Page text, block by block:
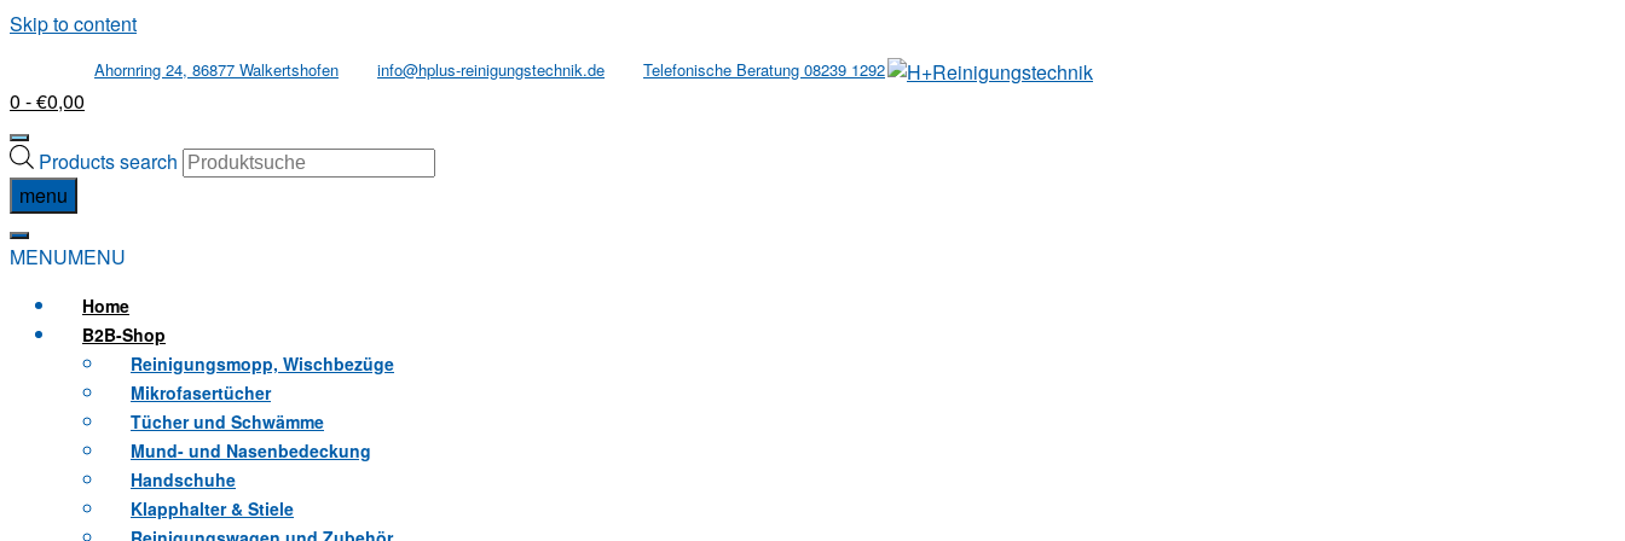
Skip to content
Ahornring 24, 86877 Walkertshofen info@hplus-reinigungstechnik.de Telefonische Beratung 08239 1292
0 - €0,00
Products search
menu
MENUMENU
Home
B2B-Shop
Reinigungsmopp, Wischbezüge
Mikrofasertücher
Tücher und Schwämme
Mund- und Nasenbedeckung
Handschuhe
Klapphalter & Stiele